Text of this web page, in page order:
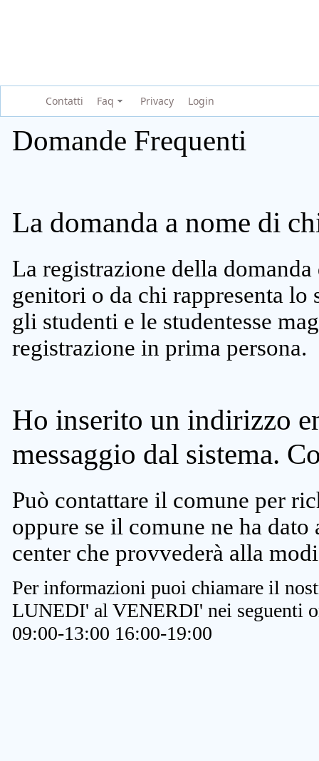
Contatti Faq Privacy Login
Domande Frequenti
La domanda a nome di
La registrazione della
genitori o da chi rappresenta lo
gli studenti e le studentesse
registrazione in prima persona.
Ho inserito un indirizzo
messaggio dal sistema.
Può contattare il comune per
oppure se il comune ne ha
center che provvederà alla
Per informazioni puoi chiamare il
LUNEDI' al VENERDI' nei seguenti
09:00-13:00 16:00-19:00